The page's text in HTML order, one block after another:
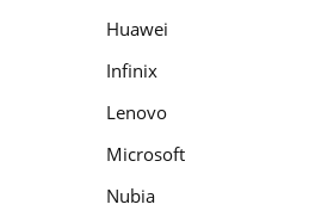
Huawei
Infinix
Lenovo
Microsoft
Nubia